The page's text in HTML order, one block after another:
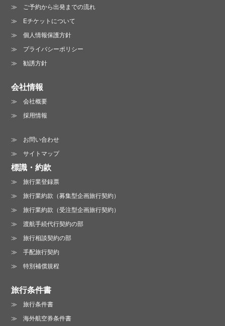
ご予約から出発までの流れ
Eチケットについて
個人情報保護方針
プライバシーポリシー
勧誘方針
会社情報
会社概要
採用情報
お問い合わせ
サイトマップ
標識・約款
旅行業登録票
旅行業約款（募集型企画旅行契約）
旅行業約款（受注型企画旅行契約）
渡航手続代行契約の部
旅行相談契約の部
手配旅行契約
特別補償規程
旅行条件書
旅行条件書
海外航空券条件書